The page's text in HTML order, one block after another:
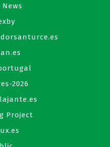
News
2026
Project